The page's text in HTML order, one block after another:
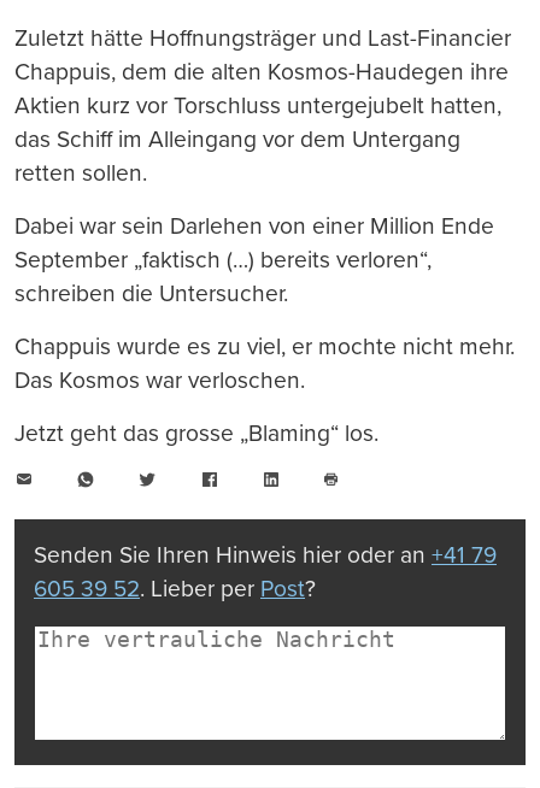
Zuletzt hätte Hoffnungsträger und Last-Financier
Chappuis, dem die alten Kosmos-Haudegen ihre
Aktien kurz vor Torschluss untergejubelt hatten,
das Schiff im Alleingang vor dem Untergang
retten sollen.
Dabei war sein Darlehen von einer Million Ende
September „faktisch (…) bereits verloren“,
schreiben die Untersucher.
Chappuis wurde es zu viel, er mochte nicht mehr.
Das Kosmos war verloschen.
Jetzt geht das grosse „Blaming“ los.
WhatsAppTwitter FacebookLinkedIn
drucken
Senden Sie Ihren Hinweis hier oder an +41 79
605 39 52. Lieber per Post?